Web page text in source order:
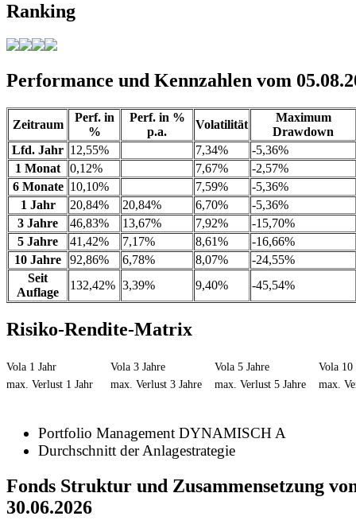
Ranking
Performance und Kennzahlen vom
Zeitraum
Perf. in
%
Perf. in %
p.a.
Volatilität
Maximum
Drawdown
Lfd. Jahr 12,55% 7,34%
-5,36%
1 Monat
0,12% 7,67%
-2,57%
6 Monate 10,10% 7,59%
-5,36%
1 Jahr
20,84% 20,84% 6,70%
-5,36%
3 Jahre
46,83% 13,67% 7,92%
-15,70%
5 Jahre
41,42% 7,17% 8,61%
-16,66%
10 Jahre
92,86% 6,78% 8,07%
-24,55%
Seit
Auflage
132,42% 3,39% 9,40% -45,54%
Risiko-Rendite-Matrix
Vola 1 Jahr Vola 3 Jahre Vola 5 Jahre
Vola 10
max. Verlust 1 Jahr
max. Verlust 3 Jahre max. Verlust 5 Jahre max.
Portfolio Management DYNAMISCH A
Durchschnitt der Anlagestrategie
Fonds Struktur und Zusammensetzung
30.06.2026